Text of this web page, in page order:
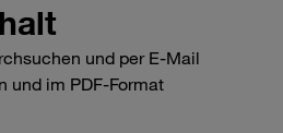
und per E-Mail
und im PDF-Format